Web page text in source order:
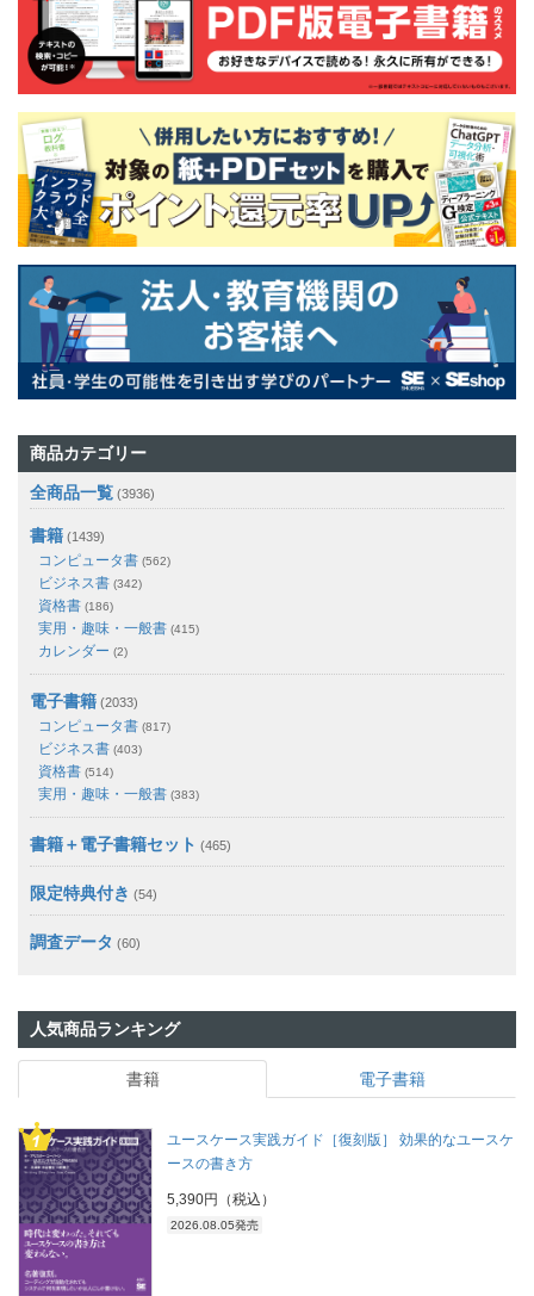
商品カテゴリー
全商品一覧 (3936)
書籍 (1439)
コンピュータ書 (562)
ビジネス書 (342)
資格書 (186)
実用・趣味・一般書 (415)
カレンダー (2)
電子書籍 (2033)
コンピュータ書 (817)
ビジネス書 (403)
資格書 (514)
実用・趣味・一般書 (383)
書籍＋電子書籍セット (465)
限定特典付き (54)
調査データ (60)
人気商品ランキング
書籍 電子書籍
ユースケース実践ガイド［復刻版］ 効果的なユースケ
ースの書き方
5,390円（税込）
2026.08.05発売